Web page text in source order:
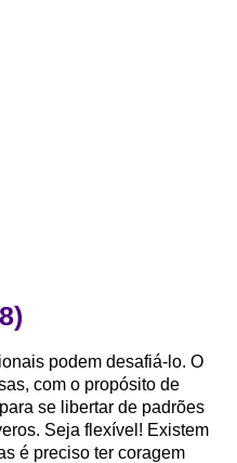
podem desafiá-lo. O
com o propósito de
se libertar de padrões
Seja flexível! Existem
é preciso ter coragem